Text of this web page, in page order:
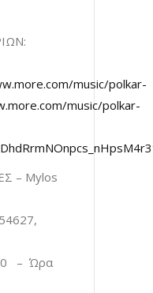
music/polkar-
music/polkar-
– Mylos
– Ώρα